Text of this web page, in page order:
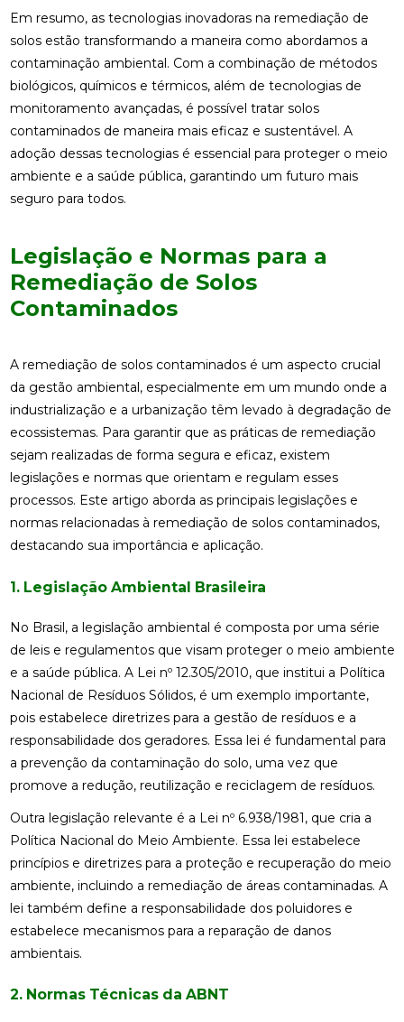
Em resumo, as tecnologias inovadoras na remediação de
solos estão transformando a maneira como abordamos a
contaminação ambiental. Com a combinação de métodos
biológicos, químicos e térmicos, além de tecnologias de
monitoramento avançadas, é possível tratar solos
contaminados de maneira mais eficaz e sustentável. A
adoção dessas tecnologias é essencial para proteger o meio
ambiente e a saúde pública, garantindo um futuro mais
seguro para todos.
Legislação e Normas para a
Remediação de Solos
Contaminados
A remediação de solos contaminados é um aspecto crucial
da gestão ambiental, especialmente em um mundo onde a
industrialização e a urbanização têm levado à degradação de
ecossistemas. Para garantir que as práticas de remediação
sejam realizadas de forma segura e eficaz, existem
legislações e normas que orientam e regulam esses
processos. Este artigo aborda as principais legislações e
normas relacionadas à remediação de solos contaminados,
destacando sua importância e aplicação.
1. Legislação Ambiental Brasileira
No Brasil, a legislação ambiental é composta por uma série
de leis e regulamentos que visam proteger o meio ambiente
e a saúde pública. A Lei nº 12.305/2010, que institui a Política
Nacional de Resíduos Sólidos, é um exemplo importante,
pois estabelece diretrizes para a gestão de resíduos e a
responsabilidade dos geradores. Essa lei é fundamental para
a prevenção da contaminação do solo, uma vez que
promove a redução, reutilização e reciclagem de resíduos.
Outra legislação relevante é a Lei nº 6.938/1981, que cria a
Política Nacional do Meio Ambiente. Essa lei estabelece
princípios e diretrizes para a proteção e recuperação do meio
ambiente, incluindo a remediação de áreas contaminadas. A
lei também define a responsabilidade dos poluidores e
estabelece mecanismos para a reparação de danos
ambientais.
2. Normas Técnicas da ABNT